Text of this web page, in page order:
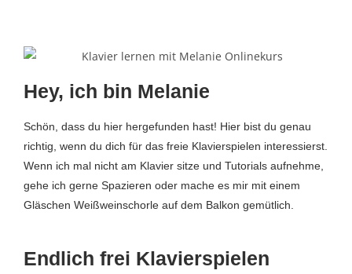
Hey, ich bin Melanie
Schön, dass du hier hergefunden hast! Hier bist du genau
richtig, wenn du dich für das freie Klavierspielen interessierst.
Wenn ich mal nicht am Klavier sitze und Tutorials aufnehme,
gehe ich gerne Spazieren oder mache es mir mit einem
Gläschen Weißweinschorle auf dem Balkon gemütlich.
Endlich frei Klavierspielen